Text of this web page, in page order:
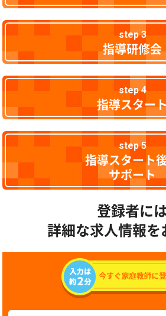
step 3
指導研修会
step 4
指導スター
step 5
指導スタート
サポート
登録者に
詳細な求人情報を